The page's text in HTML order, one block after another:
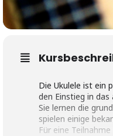
Die Ukulele ist ein
den Einstieg in
Sie lernen die
spielen einige
Für eine